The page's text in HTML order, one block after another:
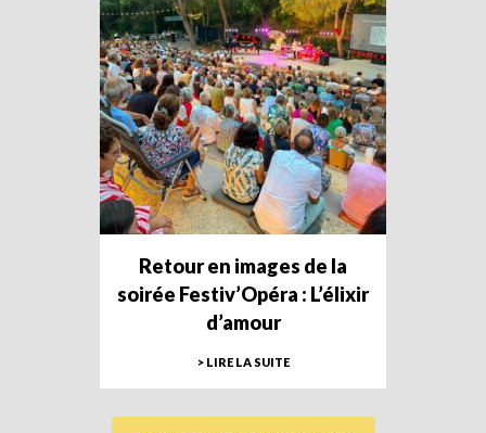
Retour en images de la
soirée Festiv’Opéra : L’élixir
d’amour
> LIRE LA SUITE